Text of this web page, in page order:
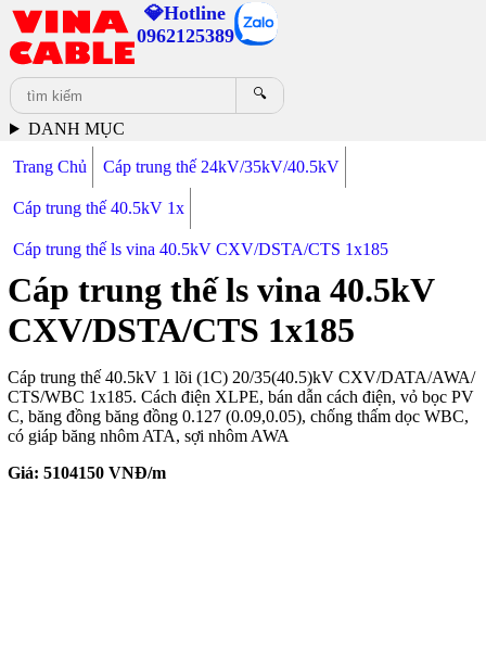
💎Hotline
0962125389
🔍
DANH MỤC
Trang Chủ Cáp trung thế 24kV/35kV/40.5kV
Cáp trung thế 40.5kV 1x
Cáp trung thế ls vina 40.5kV CXV/DSTA/CTS 1x185
Cáp trung thế ls vina 40.5kV
CXV/DSTA/CTS 1x185
Cáp trung thế 40.5kV 1 lõi (1C) 20/35(40.5)kV CXV/DATA/AWA/
CTS/WBC 1x185. Cách điện XLPE, bán dẫn cách điện, vỏ bọc PV
C, băng đồng băng đồng 0.127 (0.09,0.05), chống thấm dọc WBC,
có giáp băng nhôm ATA, sợi nhôm AWA
Giá: 5104150VNĐ/m